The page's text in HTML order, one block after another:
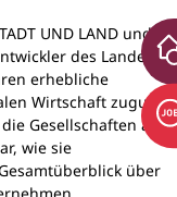
UND LAND und
des Landes
erhebliche
Wirtschaft zugute
Gesellschaften auf
wie sie
über